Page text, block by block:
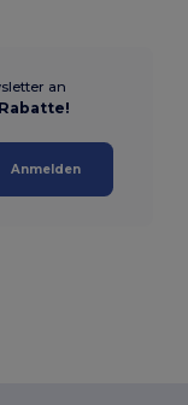
an
Anmelden